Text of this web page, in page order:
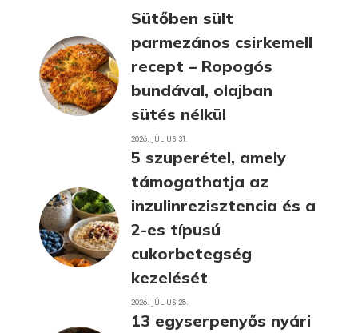
Sütőben sült
parmezános csirkemell
recept – Ropogós
bundával, olajban
sütés nélkül
2026. JÚLIUS 31.
5 szuperétel, amely
támogathatja az
inzulinrezisztencia és a
2-es típusú
cukorbetegség
kezelését
2026. JÚLIUS 28.
13 egyserpenyős nyári